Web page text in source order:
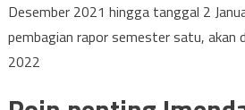
Desember 2021 hingga tanggal 2
pembagian rapor semester satu, akan
2022